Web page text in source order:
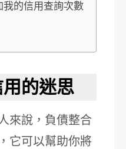
我的信用查詢次數
的迷思
來說，負債整合
它可以幫助你將